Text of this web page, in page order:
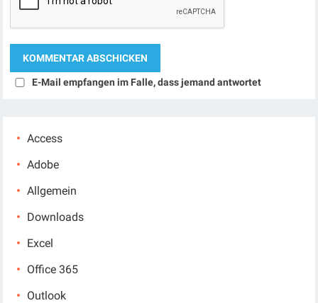
E-Mail empfangen im Falle, dass jemand antwortet
Access
Adobe
Allgemein
Downloads
Excel
Office 365
Outlook